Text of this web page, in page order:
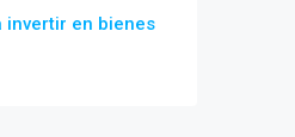
invertir en bienes